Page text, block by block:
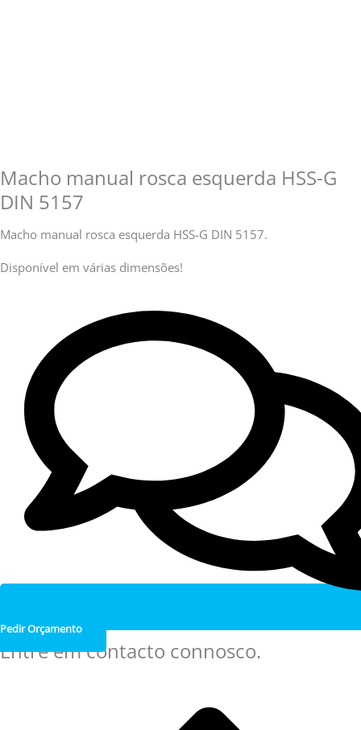
Macho manual rosca esquerda HSS-G
DIN 5157
Macho manual rosca esquerda HSS-G DIN 5157.
Disponível em várias dimensões!
Pedir Orçamento
Entre em contacto connosco.